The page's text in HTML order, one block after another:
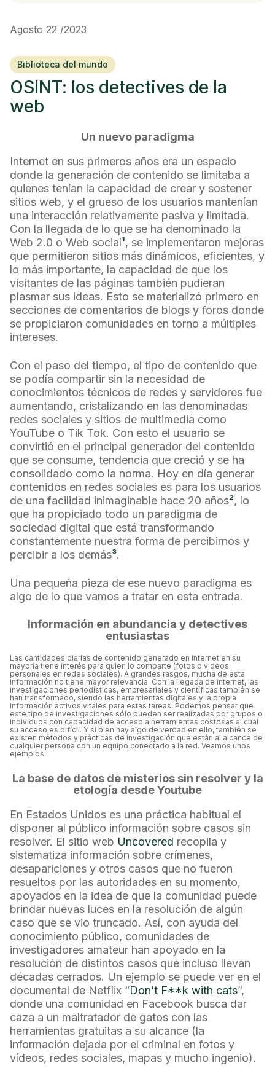
Agosto 22 /2023
Biblioteca del mundo
OSINT: los detectives de la
web
Un nuevo paradigma
Internet en sus primeros años era un espacio
donde la generación de contenido se limitaba a
quienes tenían la capacidad de crear y sostener
sitios web, y el grueso de los usuarios mantenían
una interacción relativamente pasiva y limitada.
Con la llegada de lo que se ha denominado la
Web 2.0 o Web social¹, se implementaron mejoras
que permitieron sitios más dinámicos, eficientes, y
lo más importante, la capacidad de que los
visitantes de las páginas también pudieran
plasmar sus ideas. Esto se materializó primero en
secciones de comentarios de blogs y foros donde
se propiciaron comunidades en torno a múltiples
intereses.
Con el paso del tiempo, el tipo de contenido que
se podía compartir sin la necesidad de
conocimientos técnicos de redes y servidores fue
aumentando, cristalizando en las denominadas
redes sociales y sitios de multimedia como
YouTube o Tik Tok. Con esto el usuario se
convirtió en el principal generador del contenido
que se consume, tendencia que creció y se ha
consolidado como la norma. Hoy en día generar
contenidos en redes sociales es para los usuarios
de una facilidad inimaginable hace 20 años², lo
que ha propiciado todo un paradigma de
sociedad digital que está transformando
constantemente nuestra forma de percibirnos y
percibir a los demás³.
Una pequeña pieza de ese nuevo paradigma es
algo de lo que vamos a tratar en esta entrada.
Información en abundancia y detectives
entusiastas
Las cantidades diarias de contenido generado en internet en su
mayoría tiene interés para quien lo comparte (fotos o videos
personales en redes sociales). A grandes rasgos, mucha de esta
información no tiene mayor relevancia. Con la llegada de internet, las
investigaciones periodísticas, empresariales y científicas también se
han transformado, siendo las herramientas digitales y la propia
información activos vitales para estas tareas. Podemos pensar que
este tipo de investigaciones sólo pueden ser realizadas por grupos o
individuos con capacidad de acceso a herramientas costosas al cual
su acceso es difícil. Y si bien hay algo de verdad en ello, también se
existen métodos y prácticas de investigación que están al alcance de
cualquier persona con un equipo conectado a la red. Veamos unos
ejemplos:
La base de datos de misterios sin resolver y la
etología desde Youtube
En Estados Unidos es una práctica habitual el
disponer al público información sobre casos sin
resolver. El sitio web Uncovered recopila y
sistematiza información sobre crímenes,
desapariciones y otros casos que no fueron
resueltos por las autoridades en su momento,
apoyados en la idea de que la comunidad puede
brindar nuevas luces en la resolución de algún
caso que se vio truncado. Así, con ayuda del
conocimiento público, comunidades de
investigadores amateur han apoyado en la
resolución de distintos casos que incluso llevan
décadas cerrados. Un ejemplo se puede ver en el
documental de Netflix “Don’t F**k with cats”,
donde una comunidad en Facebook busca dar
caza a un maltratador de gatos con las
herramientas gratuitas a su alcance (la
información dejada por el criminal en fotos y
vídeos, redes sociales, mapas y mucho ingenio).